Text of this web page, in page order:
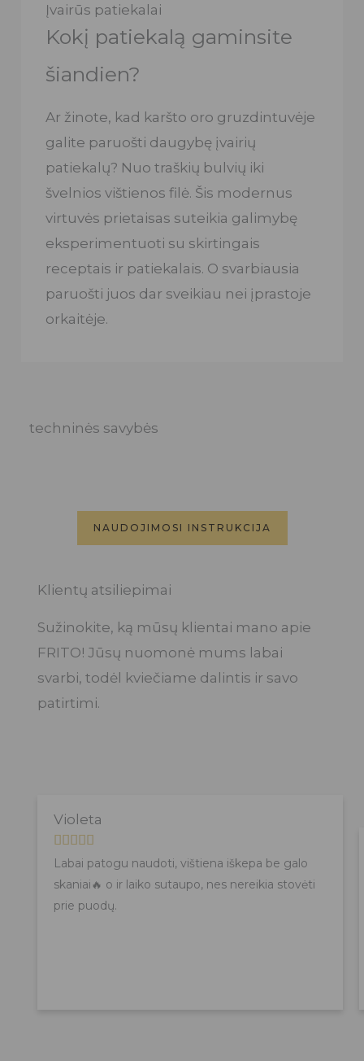
Įvairūs patiekalai
Kokį patiekalą gaminsite
šiandien?
Ar žinote, kad karšto oro gruzdintuvėje
galite paruošti daugybę įvairių
patiekalų? Nuo traškių bulvių iki
švelnios vištienos filė. Šis modernus
virtuvės prietaisas suteikia galimybę
eksperimentuoti su skirtingais
receptais ir patiekalais. O svarbiausia
paruošti juos dar sveikiau nei įprastoje
orkaitėje.
techninės savybės
NAUDOJIMOSI INSTRUKCIJA
Klientų atsiliepimai
Sužinokite, ką mūsų klientai mano apie
FRITO! Jūsų nuomonė mums labai
svarbi, todėl kviečiame dalintis ir savo
patirtimi.
Violeta

a
t
e
Labai patogu naudoti, vištiena iškepa be galo
skaniai🔥 o ir laiko sutaupo, nes nereikia stovėti
prie puodų.